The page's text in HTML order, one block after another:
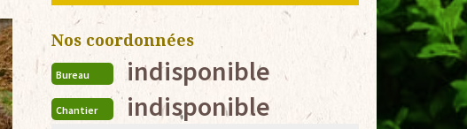
Nos coordonnées
Bureau indisponible
Chantier indisponible